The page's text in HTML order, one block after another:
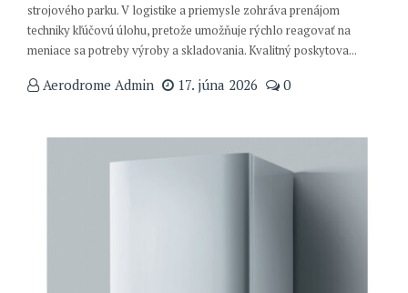
strojového parku. V logistike a priemysle zohráva prenájom
techniky kľúčovú úlohu, pretože umožňuje rýchlo reagovať na
meniace sa potreby výroby a skladovania. Kvalitný poskytova...
Aerodrome Admin 17. júna 2026 0